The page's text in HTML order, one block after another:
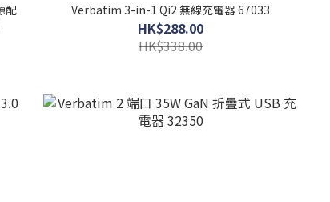
配
Verbatim 3-in-1 Qi2 無線充電器 67033
HK$288.00
HK$338.00